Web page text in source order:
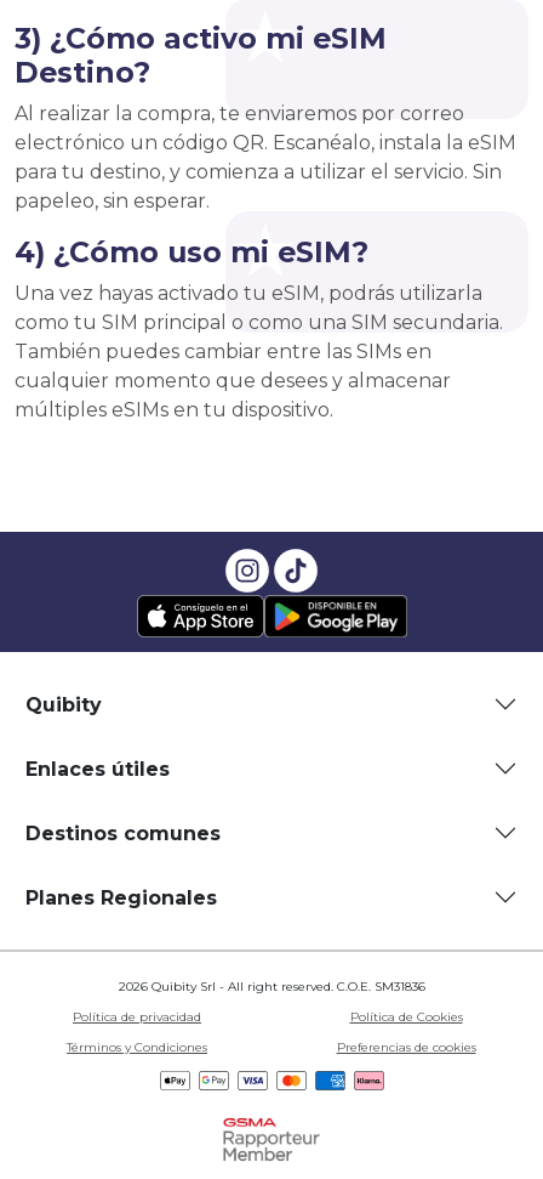
3) ¿Cómo activo mi eSIM
Destino?
Al realizar la compra, te enviaremos por correo
electrónico un código QR. Escanéalo, instala la eSIM
para tu destino, y comienza a utilizar el servicio. Sin
papeleo, sin esperar.
4) ¿Cómo uso mi eSIM?
Una vez hayas activado tu eSIM, podrás utilizarla
como tu SIM principal o como una SIM secundaria.
También puedes cambiar entre las SIMs en
cualquier momento que desees y almacenar
múltiples eSIMs en tu dispositivo.
Quibity
Enlaces útiles
Destinos comunes
Planes Regionales
2026 Quibity Srl - All right reserved. C.O.E. SM31836
Política de privacidad
Política de Cookies
Términos y Condiciones
Preferencias de cookies